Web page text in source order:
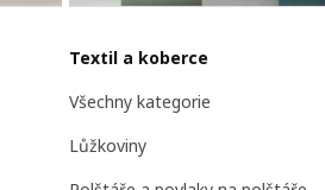
Textil a koberce
Všechny kategorie
Lůžkoviny